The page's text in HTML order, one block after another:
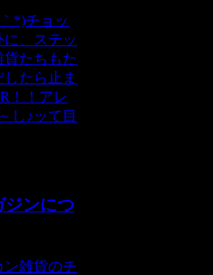
*)チョッ
、ステッ
たちもた
たら止ま
！！アレ
し♪ッて目
ジンにつ
ン雑貨のチ